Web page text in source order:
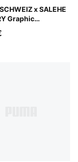
x SALEHE
Graphic
Cool Dark Gray